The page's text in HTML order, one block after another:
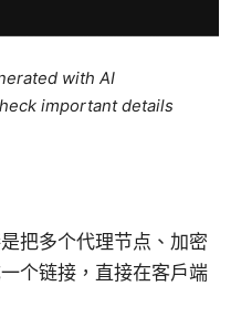
with AI
important details
把多个代理节点、加密
个链接，直接在客户端